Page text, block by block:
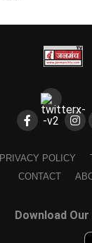
PRIVACY POLICY
CONTACT
Download Our